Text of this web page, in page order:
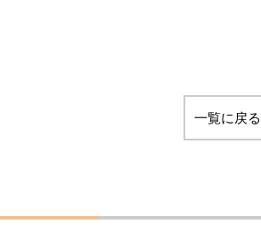
一覧に戻る